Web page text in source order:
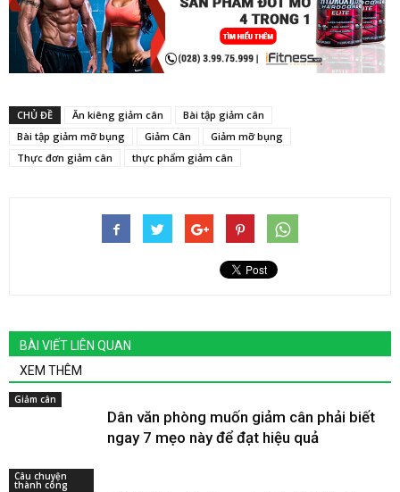
CHỦ ĐỀ Ăn kiêng giảm cân
Bài tập giảm cân
Bài tập giảm mỡ bụng
Giảm Cân
Giảm mỡ bụng
Thực đơn giảm cân
thực phẩm giảm cân
BÀI VIẾT LIÊN QUAN
XEM THÊM
Giảm cân
Dân văn phòng muốn giảm cân phải biết
ngay 7 mẹo này để đạt hiệu quả
Câu chuyện
thành công